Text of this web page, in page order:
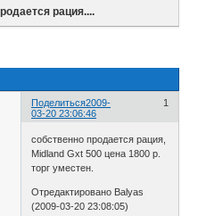
рация....
Поделиться 1
2009-
03-20 23:06:46
собственно продается рация,
Midland Gxt 500 цена 1800 р.
торг уместен.
Отредактировано Balyas
(2009-03-20 23:08:05)